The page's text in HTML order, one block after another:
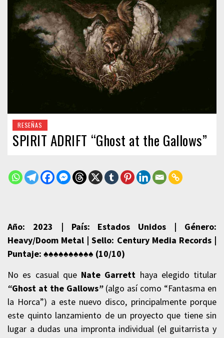
RESEÑAS
SPIRIT ADRIFT “Ghost at the Gallows”
Año: 2023 | País: Estados Unidos | Género:
Heavy/Doom Metal | Sello: Century Media Records |
Puntaje: ♠♠♠♠♠♠♠♠♠♠ (10/10)
No es casual que Nate Garrett haya elegido titular
“Ghost at the Gallows” (algo así como “Fantasma en
la Horca”) a este nuevo disco, principalmente porque
este quinto lanzamiento de un proyecto que tiene sin
lugar a dudas una impronta individual (el guitarrista y